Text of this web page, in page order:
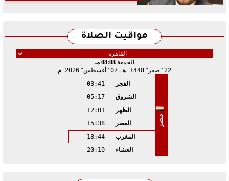
مواقيت الصلاة
الجمعة 08:08 مـ
22 صفر 1448 هـ 07 أغسطس 2026 م
مصر
الفجر
03:41
الشروق
05:17
الظهر
12:01
العصر
15:38
المغرب
18:44
العشاء
20:10